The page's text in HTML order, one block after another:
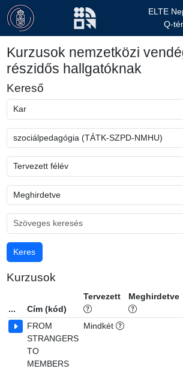
ELTE
Q-tér
Kurzusok nemzetközi
részidős hallgatóknak
Kereső
Kurzusok
... Cím (kód)
Tervezett Meghirdetve
FROM
STRANGERS
TO
MEMBERS
Mindkét